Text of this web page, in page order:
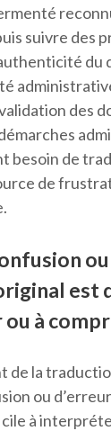
suivre des
du
des
besoin de
de
est
à
de la
ou
à